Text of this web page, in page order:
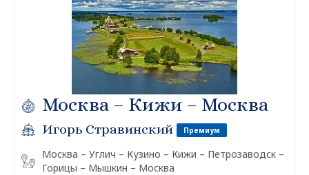
Москва – Кижи – Москва
Игорь Стравинский Премиум
Москва – Углич – Кузино – Кижи – Петрозаводск –
Горицы – Мышкин – Москва